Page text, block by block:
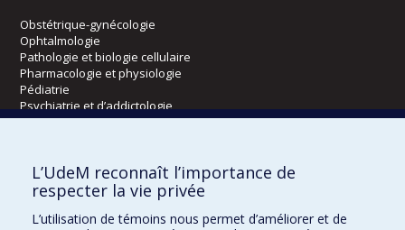
Obstétrique-gynécologie
Ophtalmologie
Pathologie et biologie cellulaire
Pharmacologie et physiologie
Pédiatrie
Psychiatrie et d’addictologie
Radiologie, radio-oncologie et médecine nucléaire
Écoles
Orthophonie et audiologie
L’UdeM reconnaît l’importance de
respecter la vie privée
L’utilisation de témoins nous permet d’améliorer et de